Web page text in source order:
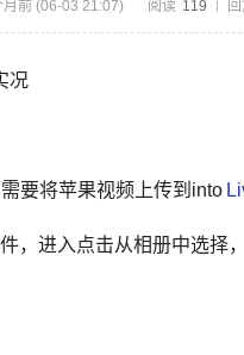
月前 (06-03 21:07) 阅读 119
况
要将苹果视频上传到into
，进入点击从相册中选择